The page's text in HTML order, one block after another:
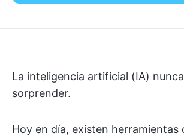
La inteligencia artificial (IA)
sorprender.
Hoy en día, existen herramientas